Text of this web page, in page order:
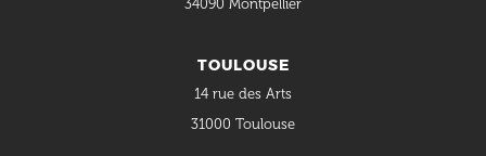
34090 Montpellier
TOULOUSE
14 rue des Arts
31000 Toulouse